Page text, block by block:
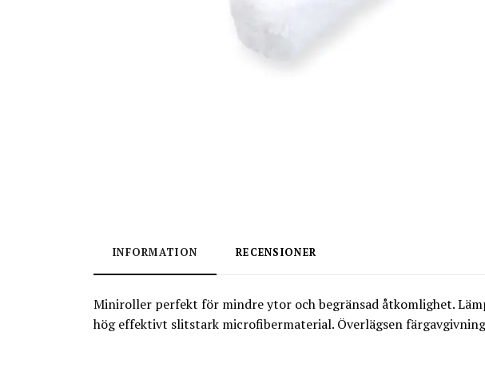
INFORMATION RECENSIONER
Miniroller perfekt för mindre ytor och begränsad åtkomlighet.
hög effektivt slitstark microfibermaterial. Överlägsen